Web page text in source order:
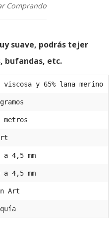
Comprando
suave, podrás tejer
bufandas, etc.
viscosa y 65% lana merino
metros
a 4,5 mm
a 4,5 mm
Art